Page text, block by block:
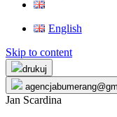
English
Skip to content
drukuj
Jan Scardina